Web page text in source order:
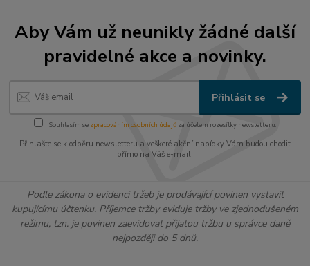
Aby Vám už neunikly žádné další
pravidelné akce a novinky.
Přihlásit se
Souhlasím se zpracováním osobních údajůza účelem rozesílky newsletteru.
Přihlašte se k odběru newsletteru a veškeré akční nabídky Vám budou chodit
přímo na Váš e-mail.
Podle zákona o evidenci tržeb je prodávající povinen vystavit
kupujícímu účtenku. Příjemce tržby eviduje tržby ve zjednodušeném
režimu, tzn. je povinen zaevidovat přijatou tržbu u správce daně
nejpozději do 5 dnů.